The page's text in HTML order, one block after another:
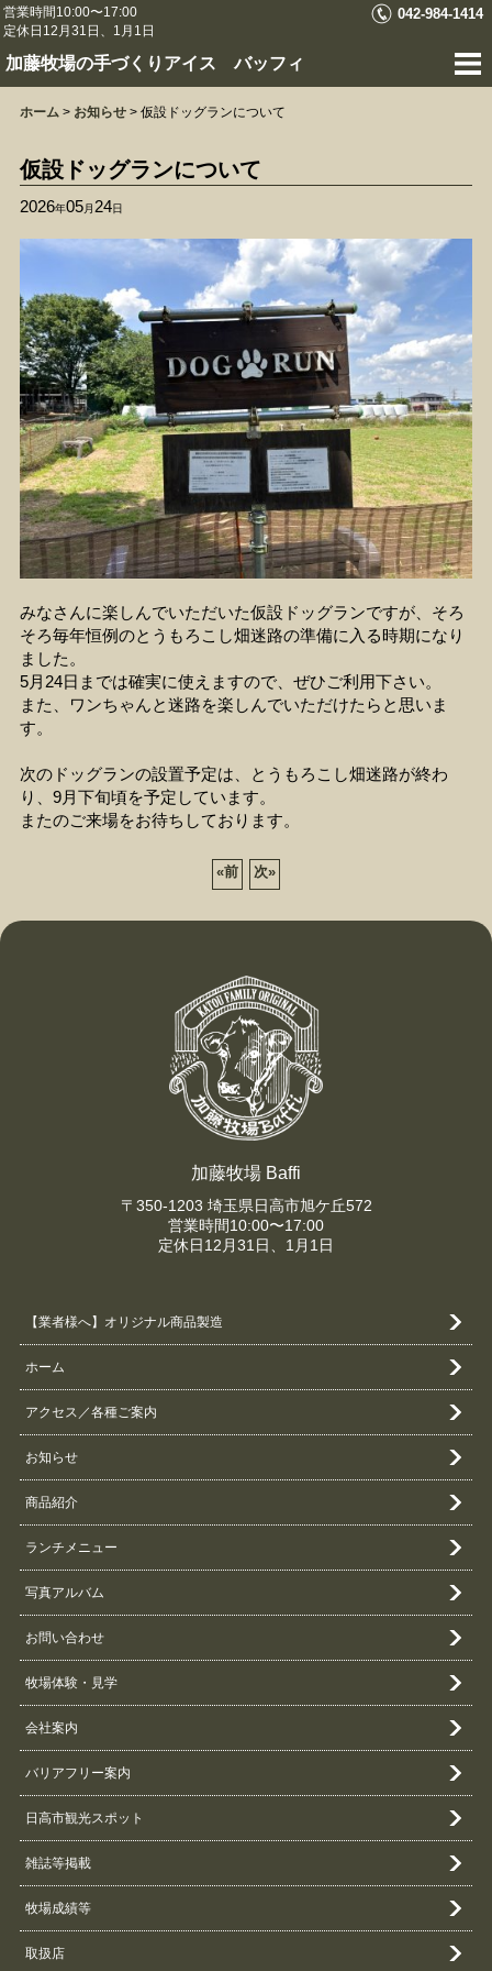
営業時間10:00〜17:00
定休日12月31日、1月1日
042-984-1414
加藤牧場の手づくりアイス バッフィ
ホーム > お知らせ > 仮設ドッグランについて
仮設ドッグランについて
2026年05月 24日
みなさんに楽しんでいただいた仮設ドッグランですが、そろ
そろ毎年恒例のとうもろこし畑迷路の準備に入る時期になり
ました。
5月24日までは確実に使えますので、ぜひご利用下さい。
また、ワンちゃんと迷路を楽しんでいただけたらと思いま
す。
次のドッグランの設置予定は、とうもろこし畑迷路が終わ
り、9月下旬頃を予定しています。
またのご来場をお待ちしております。
«前 次»
加藤牧場 Baffi
〒350-1203 埼玉県日高市旭ケ丘572
営業時間10:00〜17:00
定休日12月31日、1月1日
【業者様へ】オリジナル商品製造
ホーム
アクセス／各種ご案内
お知らせ
商品紹介
ランチメニュー
写真アルバム
お問い合わせ
牧場体験・見学
会社案内
バリアフリー案内
日高市観光スポット
雑誌等掲載
牧場成績等
取扱店